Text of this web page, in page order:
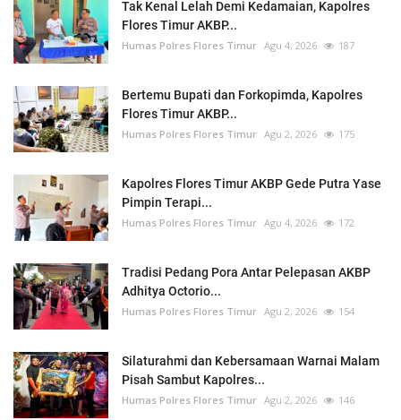
Tak Kenal Lelah Demi Kedamaian, Kapolres
Flores Timur AKBP...
Humas Polres Flores Timur Agu 4, 2026 187
Bertemu Bupati dan Forkopimda, Kapolres
Flores Timur AKBP...
Humas Polres Flores Timur Agu 2, 2026 175
Kapolres Flores Timur AKBP Gede Putra Yase
Pimpin Terapi...
Humas Polres Flores Timur Agu 4, 2026 172
Tradisi Pedang Pora Antar Pelepasan AKBP
Adhitya Octorio...
Humas Polres Flores Timur Agu 2, 2026 154
Silaturahmi dan Kebersamaan Warnai Malam
Pisah Sambut Kapolres...
Humas Polres Flores Timur Agu 2, 2026 146